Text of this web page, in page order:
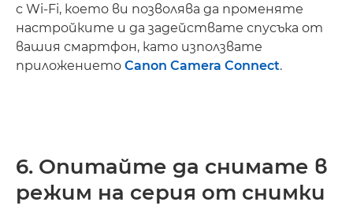
с Wi-Fi, което ви позволява да променяте
настройките и да задействате спусъка от
вашия смартфон, като използвате
приложението Canon Camera Connect.
6. Опитайте да снимате в
режим на серия от снимки